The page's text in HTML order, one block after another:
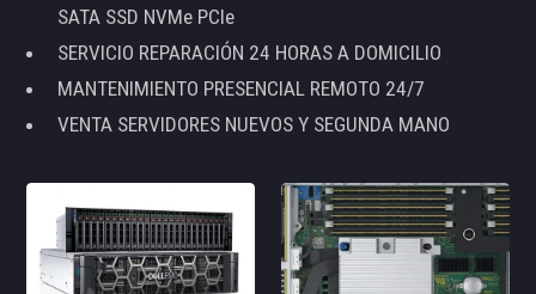
SATA SSD NVMe PCIe
SERVICIO REPARACIÓN 24 HORAS A DOMICILIO
MANTENIMIENTO PRESENCIAL REMOTO 24/7
VENTA SERVIDORES NUEVOS Y SEGUNDA MANO